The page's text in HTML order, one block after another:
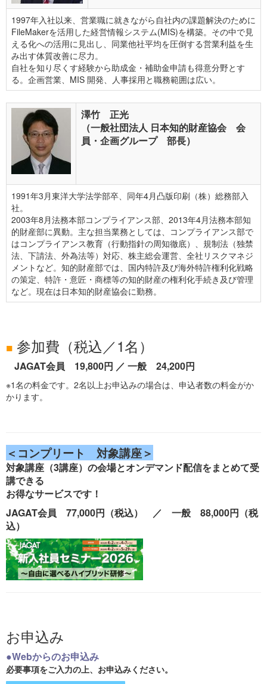
1997年入社以来、営業職に就きながら自社内の課題解決のために
FileMakerを活用した経営情報システム(MIS)を構築。その中で見
える化への活用に見出し、同業他社平均を圧倒する営業利益を生
み出す体質改善に尽力。
自社を知り尽くす経験から助成金・補助金申請も得意分野とす
る。企画営業、MIS 開発、人事採用と職務範囲は広い。
澤竹 正光
（一般社団法人 日本知的財産協会 会
員・企画グループ 部長）
1991年3月東洋大学法学部卒、同年4月凸版印刷（株）総務部入
社。
2003年8月法務本部コンプライアンス部、2013年4月法務本部知
的財産部に異動。主な担当業務としては、コンプライアンス部で
はコンプライアンス教育（行動指針の周知徹底）、規制法（独禁
法、下請法、外為法等）対応、株主総会運営、全社リスクマネジ
メントなど。知的財産部では、国内特許及び海外特許権利化戦略
の策定、特許・意匠・商標等の知的財産の権利化手続き及び管理
など。現在は日本知的財産協会に勤務。
■ 参加費（税込／1名）
JAGAT会員 19,800円 ／ 一般 24,200円
※1名の料金です。2名以上お申込みの場合は、申込者数の料金がか
かります。
＜コンプリート 対象講座＞
対象講座（3講座）の会場とオンデマンド配信をまとめて受
講できる
お得なサービスです！
JAGAT会員 77,000円（税込） ／ 一般 88,000円（税
込）
お申込み
●Webからのお申込み
必要事項をご入力の上、お申込みください。